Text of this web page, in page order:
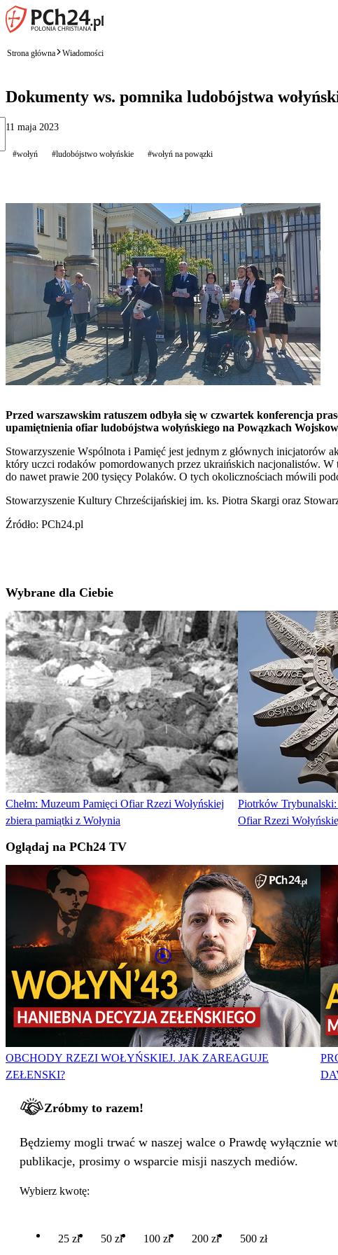
Strona główna Wiadomości
Dokumenty ws. pomnika ludobójstwa
11 maja 2023
#wołyń #ludobójstwo wołyńskie #wołyń na powązki
Przed warszawskim ratuszem odbyła się w czwartek konferencja
upamiętnienia ofiar ludobójstwa wołyńskiego na Powązkach
Stowarzyszenie Wspólnota i Pamięć jest jednym z głównych inicjatorów
który uczci rodaków pomordowanych przez ukraińskich nacjonalistów.
do nawet prawie 200 tysięcy Polaków. O tych okolicznościach mówili
Stowarzyszenie Kultury Chrześcijańskiej im. ks. Piotra Skargi oraz
Źródło: PCh24.pl
Wybrane dla Ciebie
Chełm: Muzeum Pamięci Ofiar Rzezi Wołyńskiej
zbiera pamiątki z Wołynia
Piotrków
Ofiar Rzezi
Oglądaj na PCh24 TV
OBCHODY RZEZI WOŁYŃSKIEJ. JAK ZAREAGUJE
ZEŁENSKI?
Zróbmy to razem!
Będziemy mogli trwać w naszej walce o Prawdę wyłącznie
publikacje, prosimy o wsparcie misji naszych mediów.
Wybierz kwotę:
25 zł 50 zł 100 zł 200 zł 500 zł